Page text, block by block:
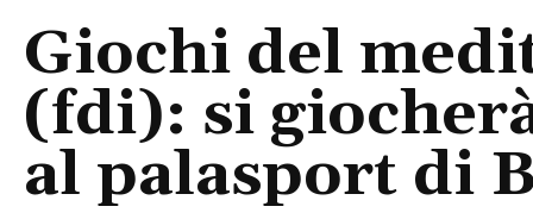
Giochi del
(fdi): si
al palasport di